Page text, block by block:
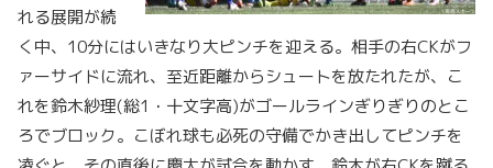
れる展開が続
く中、10分にはいきなり大ピンチを迎える。相手の右CKがフ
ァーサイドに流れ、至近距離からシュートを放たれたが、こ
れを鈴木紗理(総1・十文字高)がゴールラインぎりぎりのとこ
ろでブロック。こぼれ球も必死の守備でかき出してピンチを